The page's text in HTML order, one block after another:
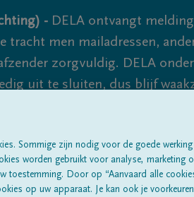
- DELA ontvangt
men mailadressen,
zorgvuldig. DELA
uit te sluiten, dus blijf
Alle
Sommige zijn nodig voor de goede
worden gebruikt voor analyse, marketing
toestemming. Door op “Aanvaard alle
op uw apparaat. Je kan ook je